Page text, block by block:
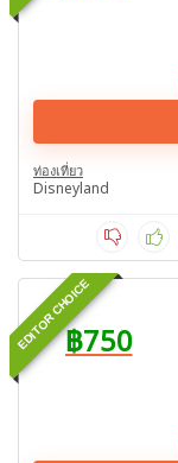
ท่องเที่ยว
Disneyland
EDITOR CHOICE฿750